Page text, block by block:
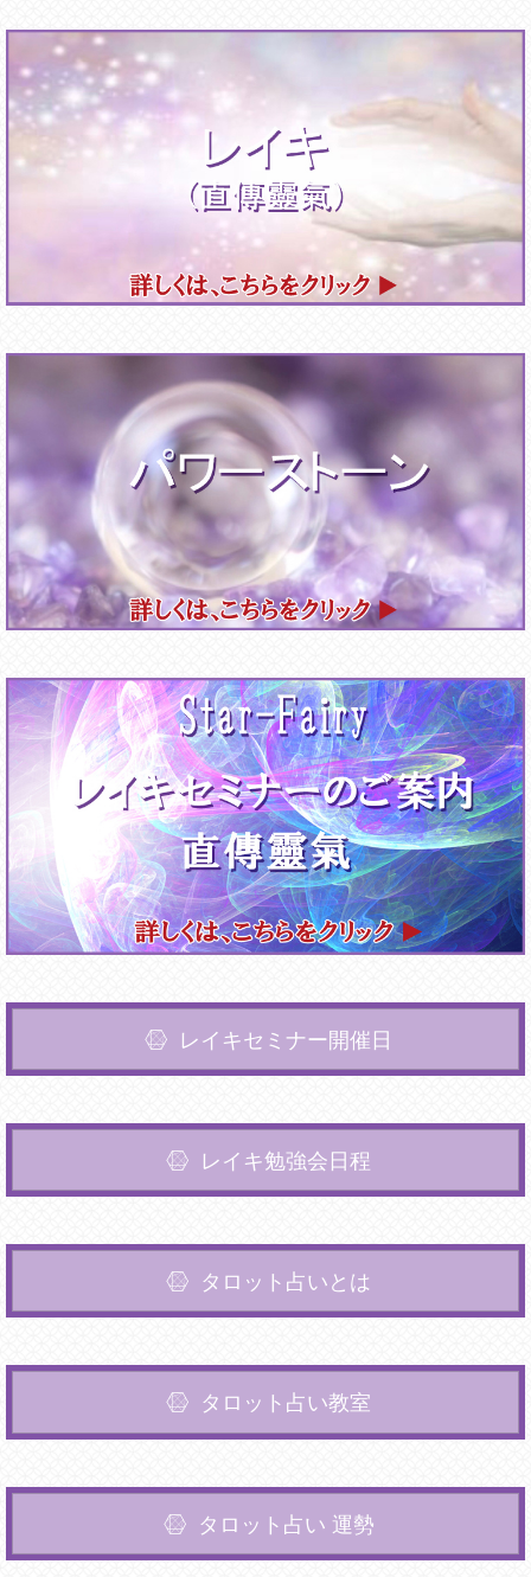
レイキセミナー開催日
レイキ勉強会日程
タロット占いとは
タロット占い教室
タロット占い 運勢